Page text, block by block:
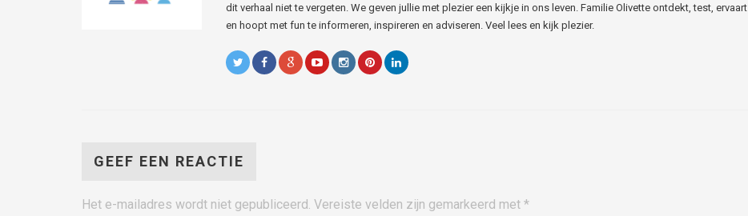
dit verhaal niet te vergeten. We geven jullie met plezier een kijkje in ons leven. Familie Olivette ontdekt, test, ervaart
en hoopt met fun te informeren, inspireren en adviseren. Veel lees en kijk plezier.
GEEF EEN REACTIE
Het e-mailadres wordt niet gepubliceerd. Vereiste velden zijn gemarkeerd met *